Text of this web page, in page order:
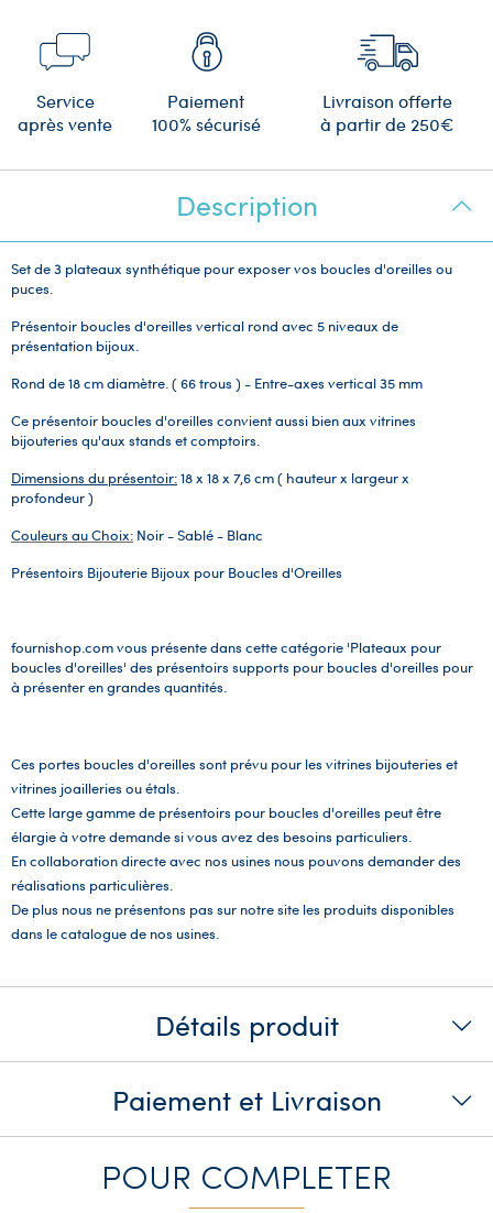
Service
après vente
Paiement
100% sécurisé
Livraison offerte
à partir de 250€
Description
Set de 3 plateaux synthétique pour exposer vos boucles d'oreilles ou
puces.
Présentoir boucles d'oreilles vertical rond avec 5 niveaux de
présentation bijoux.
Rond de 18 cm diamètre. ( 66 trous ) - Entre-axes vertical 35 mm
Ce présentoir boucles d'oreilles convient aussi bien aux vitrines
bijouteries qu'aux stands et comptoirs.
Dimensions du présentoir:18 x 18 x 7,6 cm ( hauteur x largeur x
profondeur )
Couleurs au Choix: Noir - Sablé - Blanc
Présentoirs Bijouterie Bijoux pour Boucles d'Oreilles
fournishop.com vous présente dans cette catégorie 'Plateaux pour
boucles d'oreilles' des présentoirs supports pour boucles d'oreilles pour
à présenter en grandes quantités.
Ces portes boucles d'oreilles sont prévu pour les vitrines bijouteries et
vitrines joailleries ou étals.
Cette large gamme de présentoirs pour boucles d'oreilles peut être
élargie à votre demande si vous avez des besoins particuliers.
En collaboration directe avec nos usines nous pouvons demander des
réalisations particulières.
De plus nous ne présentons pas sur notre site les produits disponibles
dans le catalogue de nos usines.
Détails produit
Paiement et Livraison
POUR COMPLETER